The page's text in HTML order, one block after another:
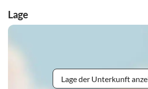
Lage
Lage der Unterkunft